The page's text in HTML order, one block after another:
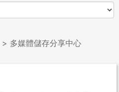
> 多媒體儲存分享中心